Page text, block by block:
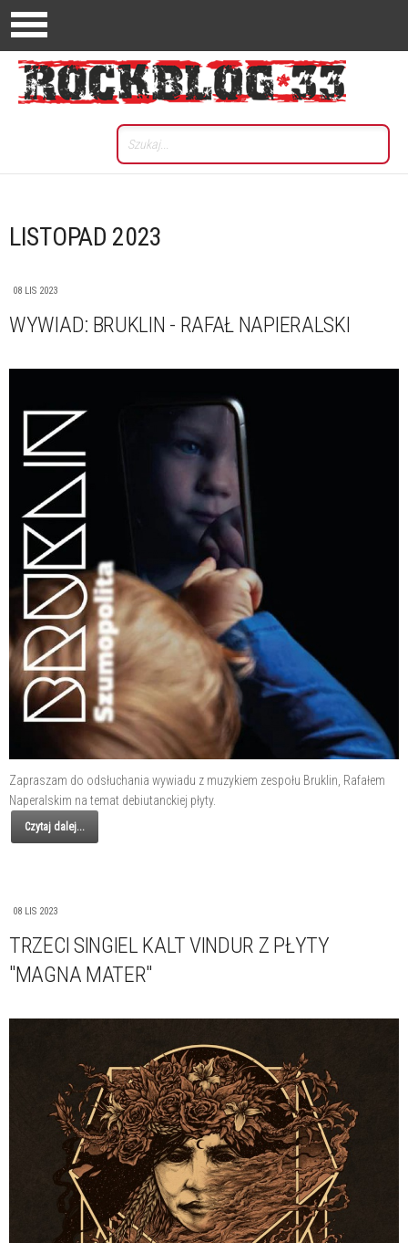
LISTOPAD 2023
08 LIS 2023
WYWIAD: BRUKLIN - RAFAŁ NAPIERALSKI
Zapraszam do odsłuchania wywiadu z muzykiem zespołu Bruklin, Rafałem
Naperalskim na temat debiutanckiej płyty.
Czytaj dalej...
08 LIS 2023
TRZECI SINGIEL KALT VINDUR Z PŁYTY
"MAGNA MATER"